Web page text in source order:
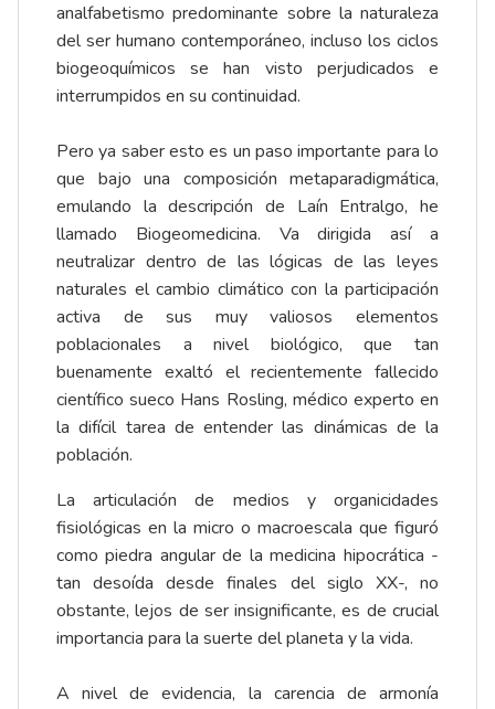
analfabetismo predominante sobre la naturaleza
del ser humano contemporáneo, incluso los ciclos
biogeoquímicos se han visto perjudicados e
interrumpidos en su continuidad.
Pero ya saber esto es un paso importante para lo
que bajo una composición metaparadigmática,
emulando la descripción de Laín Entralgo, he
llamado Biogeomedicina. Va dirigida así a
neutralizar dentro de las lógicas de las leyes
naturales el cambio climático con la participación
activa de sus muy valiosos elementos
poblacionales a nivel biológico, que tan
buenamente exaltó el recientemente fallecido
científico sueco Hans Rosling, médico experto en
la difícil tarea de entender las dinámicas de la
población.
La articulación de medios y organicidades
fisiológicas en la micro o macroescala que figuró
como piedra angular de la medicina hipocrática -
tan desoída desde finales del siglo XX-, no
obstante, lejos de ser insignificante, es de crucial
importancia para la suerte del planeta y la vida.
A nivel de evidencia, la carencia de armonía